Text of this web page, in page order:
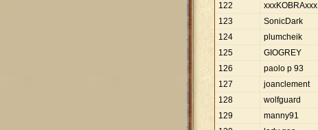
122
xxxKOBRAxxx
123
SonicDark
124
plumcheik
125
GIOGREY
126
paolo p 93
127
joanclement
128
wolfguard
129
manny91